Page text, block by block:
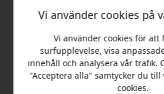
499
I lager - redo att
Vi använder cookies på
Vi använder cookies för
surfupplevelse, visa
innehåll och analysera vår trafik.
"Acceptera alla" samtycker du
cookies.